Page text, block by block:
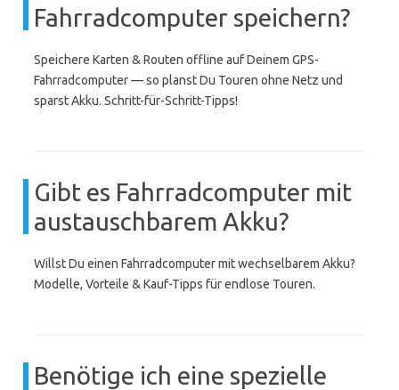
Fahrradcomputer speichern?
Speichere Karten & Routen offline auf Deinem GPS-
Fahrradcomputer — so planst Du Touren ohne Netz und
sparst Akku. Schritt-für-Schritt-Tipps!
Gibt es Fahrradcomputer mit
austauschbarem Akku?
Willst Du einen Fahrradcomputer mit wechselbarem Akku?
Modelle, Vorteile & Kauf-Tipps für endlose Touren.
Benötige ich eine spezielle